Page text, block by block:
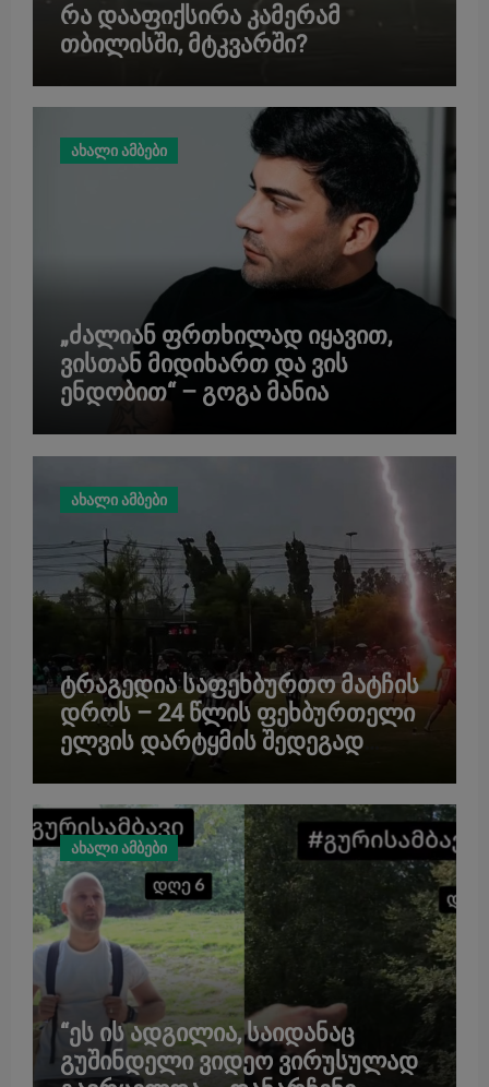
რა დააფიქსირა კამერამ
თბილისში, მტკვარში?
ახალი ამბები
„ძალიან ფრთხილად იყავით,
ვისთან მიდიხართ და ვის
ენდობით“ – გოგა მანია
ახალი ამბები
ტრაგედია საფეხბურთო მატჩის
დროს – 24 წლის ფეხბურთელი
ელვის დარტყმის შედეგად
ახალი ამბები
“ეს ის ადგილია, საიდანაც
გუშინდელი ვიდეო ვირუსულად